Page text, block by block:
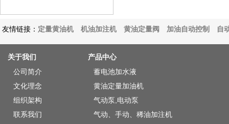
友情链接： 定量黄油机 机油加注机 黄油定量阀 加油自动控制 自
关于我们
产品中心
公司简介
文化理念
组织架构
联系我们
蓄电池加水液
黄油定量加油机
气动泵,电动泵
气动、手动、稀油加注机